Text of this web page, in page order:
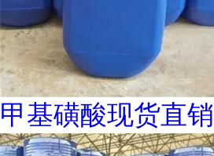
甲基磺酸现货直销